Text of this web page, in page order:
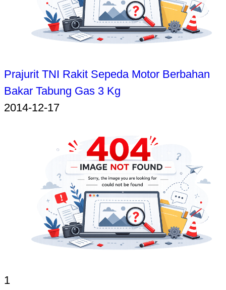
Prajurit TNI Rakit Sepeda Motor Berbahan
Bakar Tabung Gas 3 Kg
2014-12-17
1